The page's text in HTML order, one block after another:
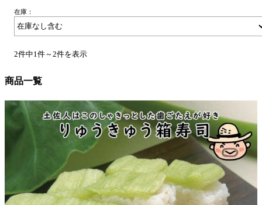
在庫：
2件中1件～2件を表示
商品一覧